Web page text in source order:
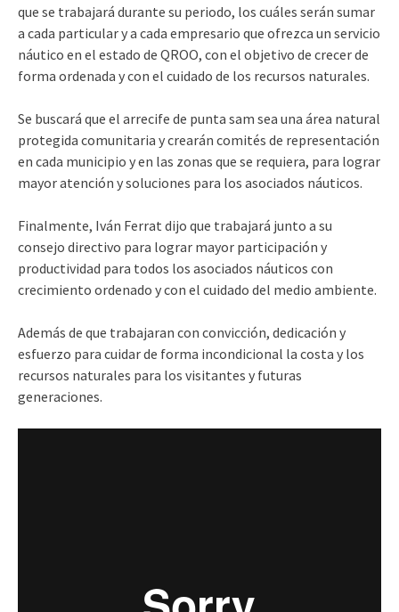
que se trabajará durante su periodo, los cuáles serán sumar
a cada particular y a cada empresario que ofrezca un servicio
náutico en el estado de QROO, con el objetivo de crecer de
forma ordenada y con el cuidado de los recursos naturales.
Se buscará que el arrecife de punta sam sea una área natural
protegida comunitaria y crearán comités de representación
en cada municipio y en las zonas que se requiera, para lograr
mayor atención y soluciones para los asociados náuticos.
Finalmente, Iván Ferrat dijo que trabajará junto a su
consejo directivo para lograr mayor participación y
productividad para todos los asociados náuticos con
crecimiento ordenado y con el cuidado del medio ambiente.
Además de que trabajaran con convicción, dedicación y
esfuerzo para cuidar de forma incondicional la costa y los
recursos naturales para los visitantes y futuras
generaciones.